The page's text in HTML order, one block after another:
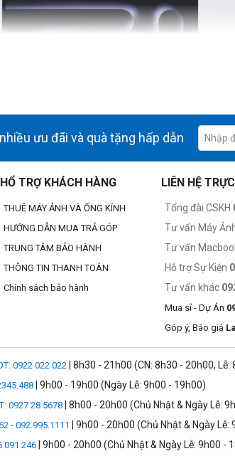
ưu đãi và quà tặng hấp dẫn
HỔ TRỢ KHÁCH HÀNG
THUÊ MÁY ẢNH VÀ ỐNG KÍNH
HƯỚNG DẪN MUA TRẢ GÓP
TRUNG TÂM BẢO HÀNH
THÔNG TIN THANH TOÁN
Chính sách bảo hành
LIÊN HỆ
Tổng đài CSKH
Tư vấn Máy
Tư vấn
Hỗ trợ Sự Kiện
Tư vấn khác
Mua sỉ - Dự Án
Góp ý, Báo giá
0922 022 022 | 8h30 - 21h00 (CN: 8h30 - 20h00,
| 9h00 - 19h00 (Ngày Lễ: 9h00 - 19h00)
0927 28 5678 | 8h00 - 20h00 (Chủ Nhật & Ngày Lễ:
- 092.995.1111
| 9h00 - 20h00 (Chủ Nhật & Ngày Lễ:
091 246 | 9h00 - 20h00 (Chủ Nhật & Ngày Lễ: 9h00 -